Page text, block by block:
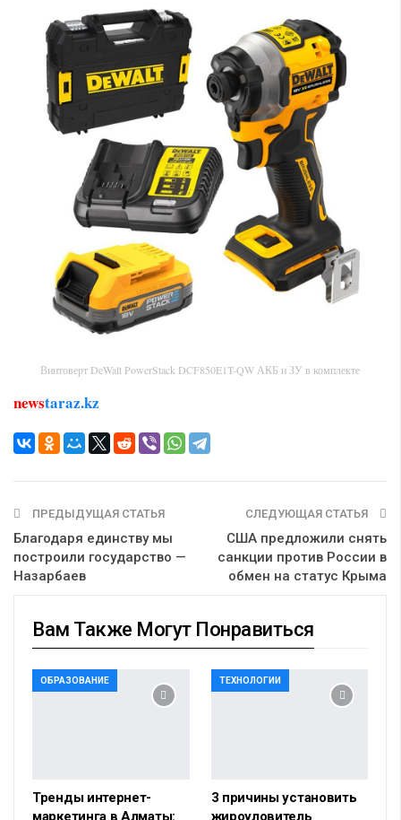
Винтоверт DeWalt PowerStack DCF850E1T-QW АКБ и ЗУ в комплекте
newstaraz.kz
ПРЕДЫДУЩАЯ СТАТЬЯ
Благодаря единству мы
построили государство —
Назарбаев
СЛЕДУЮЩАЯ СТАТЬЯ
США предложили снять
санкции против России в
обмен на статус Крыма
Вам Также Могут Понравиться
ОБРАЗОВАНИЕ
Тренды интернет-
маркетинга в Алматы:
ТЕХНОЛОГИИ
3 причины установить
жироуловитель